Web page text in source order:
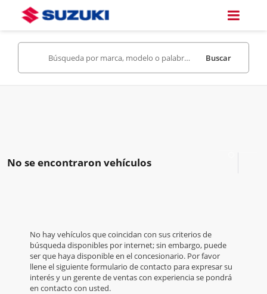
Buscar
No se encontraron vehículos
No hay vehículos que coincidan con sus criterios de
búsqueda disponibles por internet; sin embargo, puede
ser que haya disponible en el concesionario. Por favor
llene el siguiente formulario de contacto para expresar su
interés y un gerente de ventas con experiencia se pondrá
en contacto con usted.